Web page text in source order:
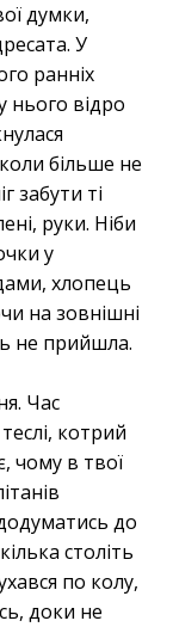
думки,
У
ранніх
нього відро
більше не
забути ті
руки. Ніби
у
хлопець
на зовнішні
не прийшла.
Час
котрий
чому в твої
до
століть
по колу,
доки не